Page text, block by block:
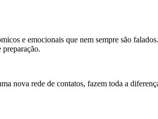
e emocionais que nem sempre são
nova rede de contatos, fazem toda a